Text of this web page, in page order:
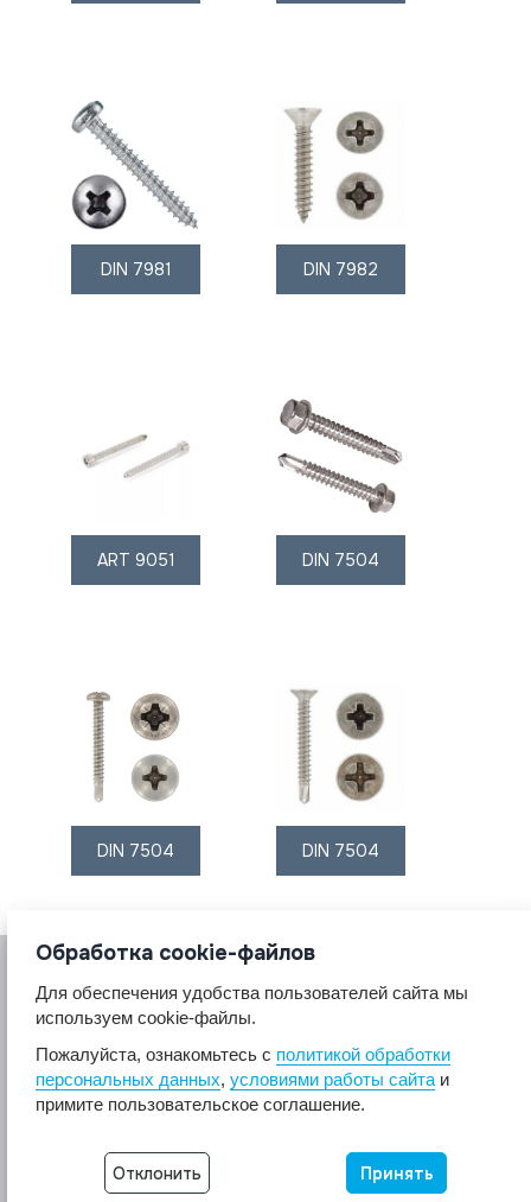
DIN 7981 DIN 7982
ART 9051 DIN 7504
DIN 7504 DIN 7504
© 2017 A2A4
Крепеж из нержавеющей стали А2 А4.
Разработка сайта -
Неткам
Обработка cookie-файлов
Для обеспечения удобства пользователей сайта мы
используем cookie-файлы.
Пожалуйста, ознакомьтесь с политикой обработки
персональных данных, условиями работы сайта и
примите пользовательское соглашение.
Отклонить Принять